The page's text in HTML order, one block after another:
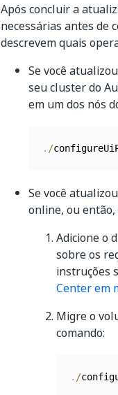
Após concluir a
necessárias antes de
descrevem quais
Se você
seu cluster do
em um dos nós
. /
Se você
online, ou
Adicione o
sobre os
instruções
Center em
Migre o
comando:
. /